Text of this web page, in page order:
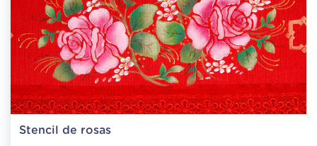
Stencil de rosas